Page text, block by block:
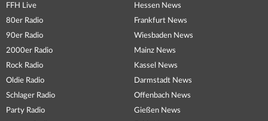
FFH Live
80er Radio
90er Radio
2000er Radio
Rock Radio
Oldie Radio
Schlager Radio
Party Radio
Hessen News
Frankfurt News
Wiesbaden News
Mainz News
Kassel News
Darmstadt News
Offenbach News
Gießen News